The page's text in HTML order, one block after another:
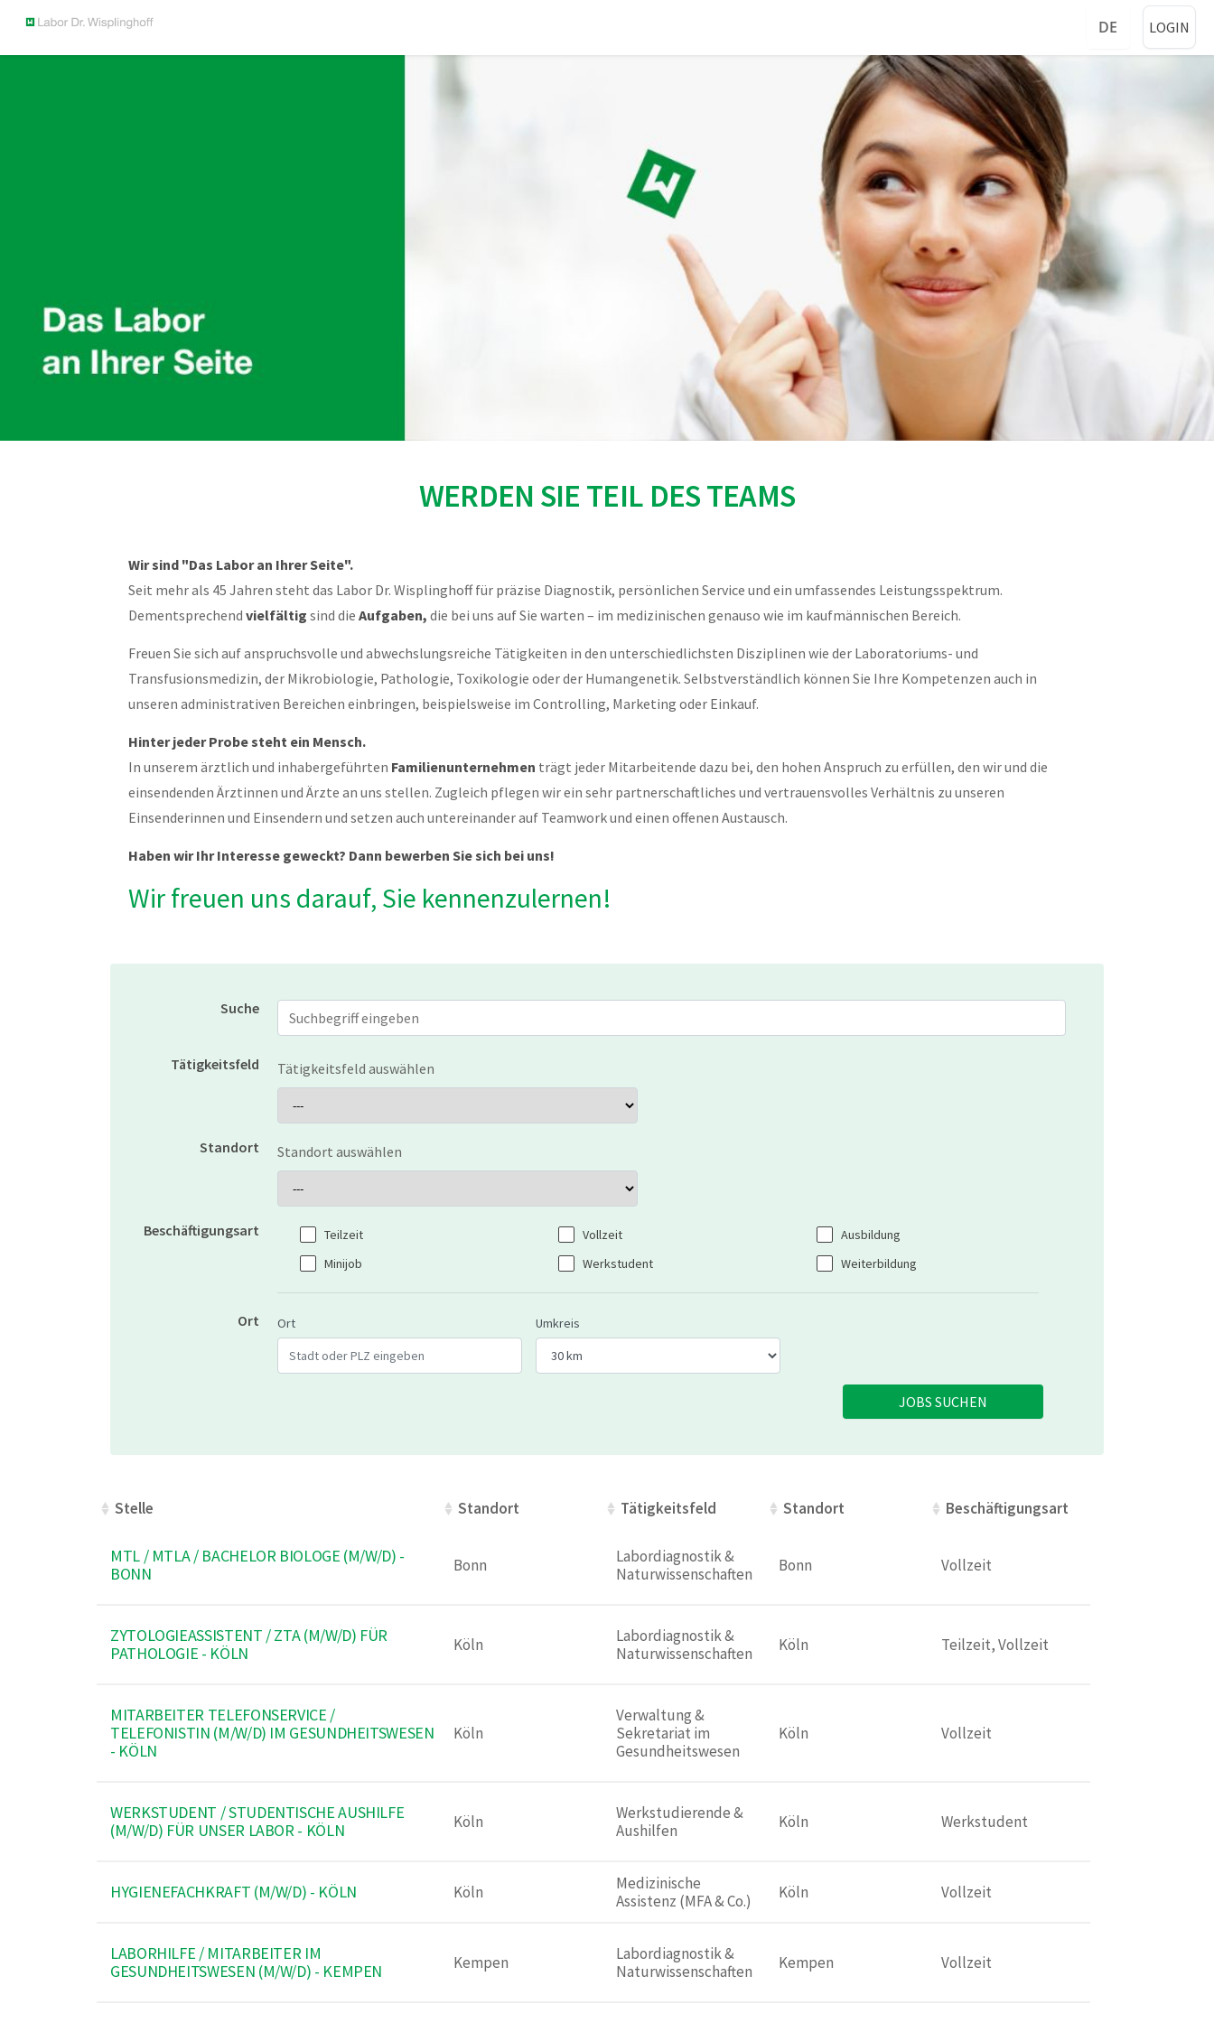
DE LOGIN
WERDEN SIE TEIL DES TEAMS
Wir sind "Das Labor an Ihrer Seite".
Seit mehr als 45 Jahren steht das Labor Dr. Wisplinghoff für präzise Diagnostik, persönlichen Service und ein umfassendes Leistungsspektrum.
Dementsprechend vielfältig sind die Aufgaben, die bei uns auf Sie warten – im medizinischen genauso wie im kaufmännischen Bereich.
Freuen Sie sich auf anspruchsvolle und abwechslungsreiche Tätigkeiten in den unterschiedlichsten Disziplinen wie der Laboratoriums- und
Transfusionsmedizin, der Mikrobiologie, Pathologie, Toxikologie oder der Humangenetik. Selbstverständlich können Sie Ihre Kompetenzen auch in
unseren administrativen Bereichen einbringen, beispielsweise im Controlling, Marketing oder Einkauf.
Hinter jeder Probe steht ein Mensch.
In unserem ärztlich und inhabergeführten Familienunternehmen trägt jeder Mitarbeitende dazu bei, den hohen Anspruch zu erfüllen, den wir und die
einsendenden Ärztinnen und Ärzte an uns stellen. Zugleich pflegen wir ein sehr partnerschaftliches und vertrauensvolles Verhältnis zu unseren
Einsenderinnen und Einsendern und setzen auch untereinander auf Teamwork und einen offenen Austausch.
Haben wir Ihr Interesse geweckt? Dann bewerben Sie sich bei uns!
Wir freuen uns darauf, Sie kennenzulernen!
Suche
Jobs suchen
Tätigkeitsfeld
Tätigkeitsfeld auswählen
Standort Standort auswählen
Beschäftigungsart Teilzeit Vollzeit
Ausbildung
Minijob
Werkstudent Weiterbildung
Ort Ort
Geben Sie eine Stadt oder Postleitzahl einUmkreis
Wählen Sie den Umkreis für die Jobsuche
JOBS SUCHEN
Stelle Standort Tätigkeitsfeld Standort Beschäftigungsart
Stelle Standort Tätigkeitsfeld Standort Beschäftigungsart
MTL / MTLA / BACHELOR BIOLOGE (M/W/D) -
BONN
Bonn
Labordiagnostik &
Naturwissenschaften
Bonn Vollzeit
ZYTOLOGIEASSISTENT / ZTA (M/W/D) FÜR
PATHOLOGIE - KÖLN
Köln
Labordiagnostik &
Naturwissenschaften
Köln Teilzeit, Vollzeit
MITARBEITER TELEFONSERVICE /
TELEFONISTIN (M/W/D) IM GESUNDHEITSWESEN
- KÖLN
Köln
Verwaltung &
Sekretariat im
Gesundheitswesen
Köln Vollzeit
WERKSTUDENT / STUDENTISCHE AUSHILFE
(M/W/D) FÜR UNSER LABOR - KÖLN
Köln
Werkstudierende &
Aushilfen
Köln Werkstudent
HYGIENEFACHKRAFT (M/W/D) - KÖLN Köln
Medizinische
Assistenz (MFA & Co.)
Köln Vollzeit
LABORHILFE / MITARBEITER IM
GESUNDHEITSWESEN (M/W/D) - KEMPEN
Kempen
Labordiagnostik &
Naturwissenschaften
Kempen Vollzeit